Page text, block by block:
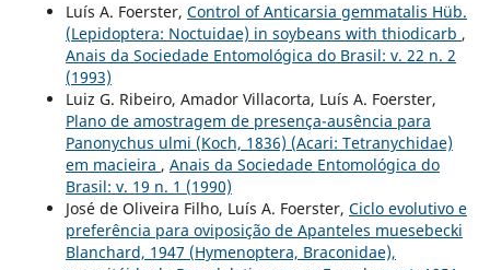
Luís A. Foerster, Control of Anticarsia gemmatalis Hüb.
(Lepidoptera: Noctuidae) in soybeans with thiodicarb ,
Anais da Sociedade Entomológica do Brasil: v. 22 n. 2
(1993)
Luiz G. Ribeiro, Amador Villacorta, Luís A. Foerster,
Plano de amostragem de presença-ausência para
Panonychus ulmi (Koch, 1836) (Acari: Tetranychidae)
em macieira , Anais da Sociedade Entomológica do
Brasil: v. 19 n. 1 (1990)
José de Oliveira Filho, Luís A. Foerster, Ciclo evolutivo e
preferência para oviposição de Apanteles muesebecki
Blanchard, 1947 (Hymenoptera, Braconidae),